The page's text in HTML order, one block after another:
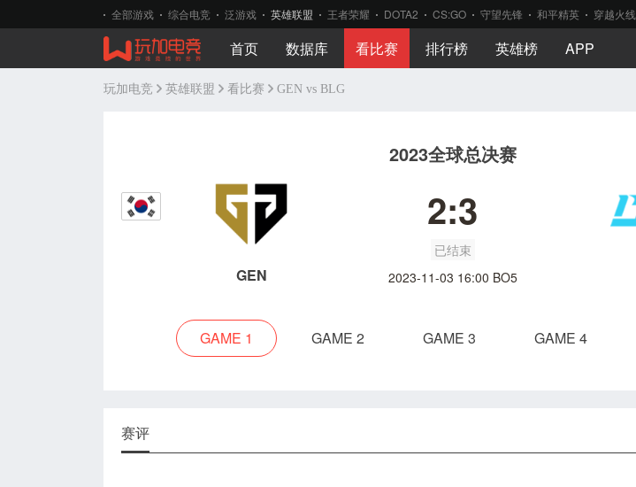
全部游戏 综合电竞 泛游戏 英雄联盟 王者荣耀 DOTA2 CS:GO 守望先锋 和平精英 穿越火线
首页 数据库 看比赛 排行榜 英雄榜 APP
玩加电竞 英雄联盟 看比赛 GEN vs BLG
2023全球总决赛
GEN
2:3
已结束
2023-11-03 16:00 BO5
GAME 1 GAME 2 GAME 3 GAME 4
赛评